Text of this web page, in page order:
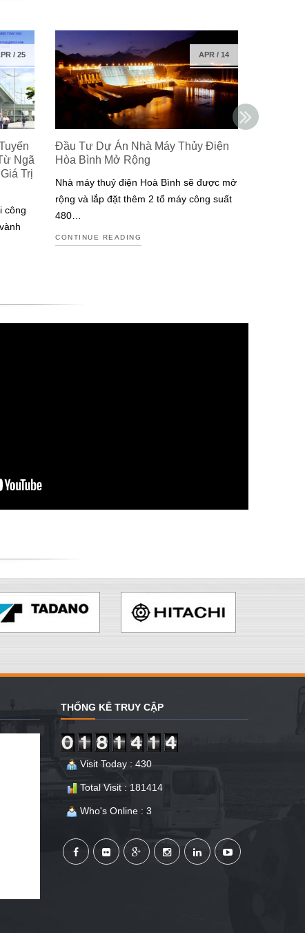
/ 25
Ngã
Trị
công
APR / 14
Đầu Tư Dự Án Nhà Máy Thủy Điện
Hòa Bình Mở Rộng
Nhà máy thuỷ điện Hoà Bình sẽ được mở
rộng và lắp đặt thêm 2 tổ máy công suất
480…
CONTINUE READING
THỐNG KÊ TRUY CẬP
Visit Today : 430
Total Visit : 181414
Who's Online : 3